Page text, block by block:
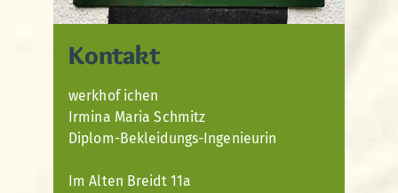
Kontakt
werkhof ichen
Irmina Maria Schmitz
Diplom-Bekleidungs-Ingenieurin
Im Alten Breidt 11a